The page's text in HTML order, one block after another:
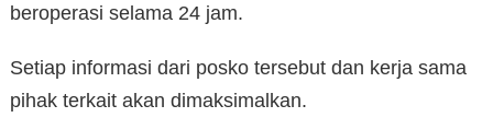
beroperasi selama 24 jam.
Setiap informasi dari posko tersebut dan kerja sama
pihak terkait akan dimaksimalkan.